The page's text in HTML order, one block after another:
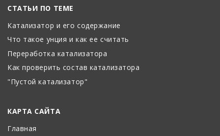
СТАТЬИ ПО ТЕМЕ
Катализатор и его содержание
Что такое унция и как ее считать
Переработка катализатора
Как проверить состав катализатора
"Пустой катализатор"
КАРТА САЙТА
Главная